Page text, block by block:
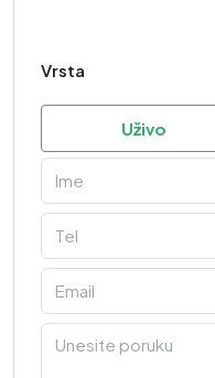
Vrsta
Uživo